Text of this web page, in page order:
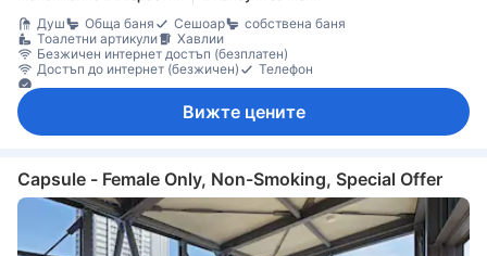
Душ
Обща баня Сешоар
собствена баня
Тоалетни артикули
Хавлии
Безжичен интернет достъп (безплатен)
Достъп до интернет (безжичен)
Телефон
Вижте цените
Capsule - Female Only, Non-Smoking, Special Offer